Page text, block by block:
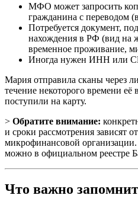
МФО может запросить
гражданина с переводом
Потребуется документ,
нахождения в РФ (вид на
временное проживание,
Иногда нужен ИНН или
Мария отправила сканы через
течение некоторого времени
поступили на карту.
> Обратите внимание:
и сроки рассмотрения зависят
микрофинансовой организации.
можно в официальном реестре
Что важно